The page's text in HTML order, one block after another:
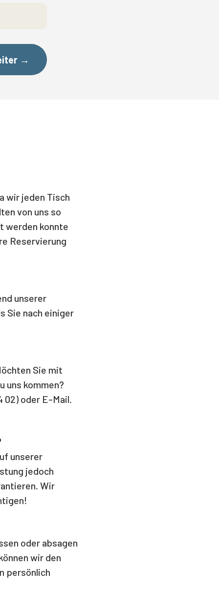
→
wir jeden Tisch
von uns so
werden konnte
Reservierung
unserer
Sie nach einiger
Sie mit
uns kommen?
02) oder E-Mail.
unserer
jedoch
Wir
oder absagen
wir den
persönlich